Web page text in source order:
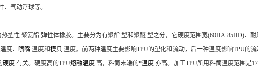
、气动浮球等。
热塑性 聚氨酯 弹性体橡胶。主要分为有聚酯 型和聚醚 型之分，它硬度范围宽(60HA-85HD)、 耐
温度、 喷嘴 温度和模具 温度。前两种温度主要影响TPU的塑化和流动，后一种温度影响TPU的流
硬度 有关。硬度高的TPU熔融温度 高，料筒末端的*温度 亦高。加工TPU所用料筒温度范围是